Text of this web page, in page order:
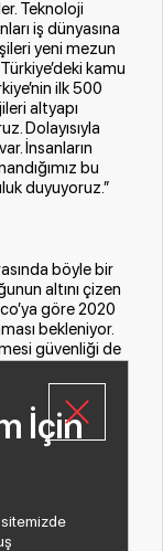
Teknoloji
iş dünyasına
yeni mezun
kamu
ilk 500
altyapı
Dolayısıyla
İnsanların
bu
duyuyoruz.”
böyle bir
altını çizen
göre 2020
bekleniyor.
güvenliği de
bilgi
Teknoloji
birlikte bu ilk
teknolojilerin
gençler bu
adım
çok
İçin